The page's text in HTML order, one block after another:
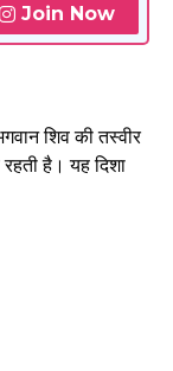
Join Now
शिव की तस्वीर
है। यह दिशा